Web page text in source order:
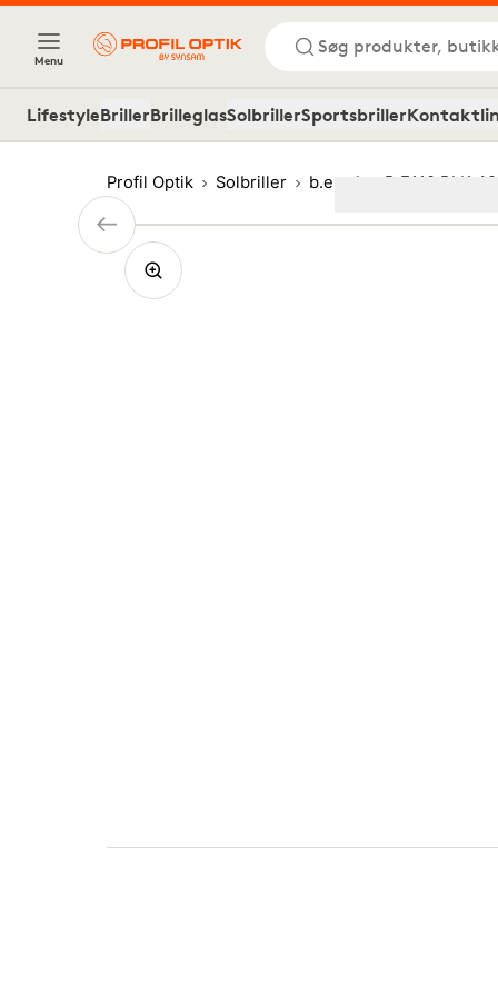
Menu
Søg produkter,
LifestyleBrillerBrilleglasSolbrillerSportsbriller
Profil Optik Solbriller b.e b.e B.E110 BLK